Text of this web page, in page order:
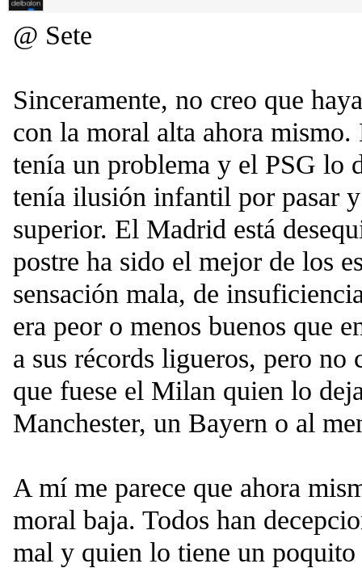
@ Sete
Sinceramente, no creo que
con la moral alta ahora mismo.
tenía un problema y el PSG lo
tenía ilusión infantil por pasar
superior. El Madrid está
postre ha sido el mejor de los
sensación mala, de
era peor o menos buenos que
a sus récords ligueros, pero no
que fuese el Milan quien lo
Manchester, un Bayern o al
A mí me parece que ahora
moral baja. Todos han
mal y quien lo tiene un